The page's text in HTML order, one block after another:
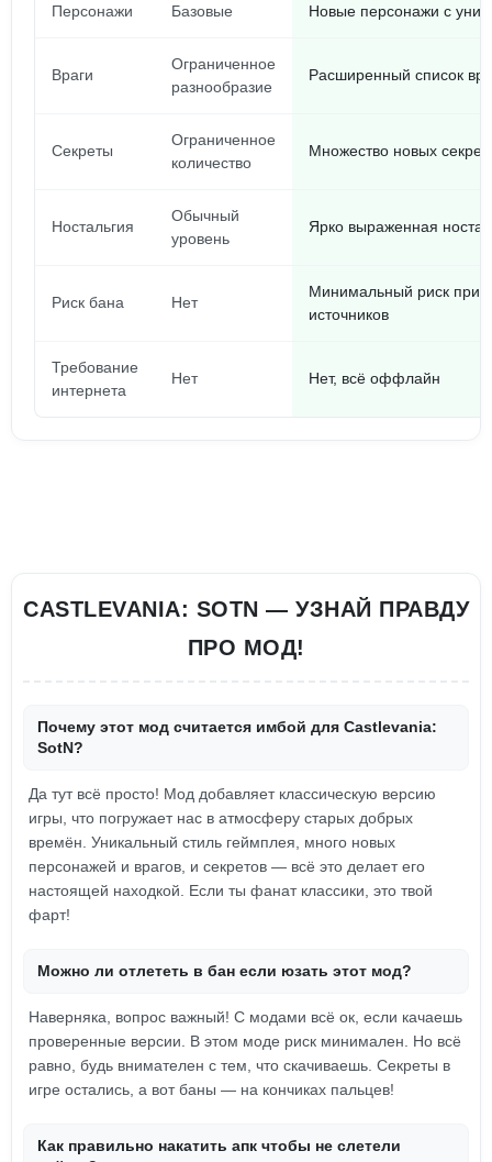
Персонажи Базовые Новые персонажи с
Враги
Ограниченное
разнообразие
Расширенный список
Секреты
Ограниченное
количество
Множество новых
Ностальгия
Обычный
уровень
Ярко выраженная
Риск бана Нет
Минимальный риск при
источников
Требование
интернета
Нет Нет, всё оффлайн
CASTLEVANIA: SOTN — УЗНАЙ ПРАВДУ
ПРО МОД!
Почему этот мод считается имбой для Castlevania:
SotN?
Да тут всё просто! Мод добавляет классическую версию
игры, что погружает нас в атмосферу старых добрых
времён. Уникальный стиль геймплея, много новых
персонажей и врагов, и секретов — всё это делает его
настоящей находкой. Если ты фанат классики, это твой
фарт!
Можно ли отлететь в бан если юзать этот мод?
Наверняка, вопрос важный! С модами всё ок, если качаешь
проверенные версии. В этом моде риск минимален. Но всё
равно, будь внимателен с тем, что скачиваешь. Секреты в
игре остались, а вот баны — на кончиках пальцев!
Как правильно накатить апк чтобы не слетели